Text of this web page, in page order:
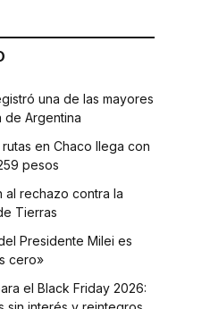
una de las mayores
de Argentina
en Chaco llega con
pesos
al rechazo contra la
Tierras
Presidente Milei es
cero»
el Black Friday 2026: